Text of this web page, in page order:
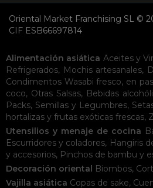
Oriental Market Franchising SL ©
CIF ESB66697814
Alimentación asiática Aceites y
Refrigerados, Mochis artesanales,
Condimentos Wasabi fresco, en
coco, Otras Salsas, Bebidas
Packs, Semillas y Legumbres,
hortalizas y frutas exóticas frescas,
Utensilios y menaje de cocina
Escurridores y coladores, Hangiris
y accesorios, Pinchos de bambu y
Decoración oriental Biombos,
Vajilla asiática Copas de sake,